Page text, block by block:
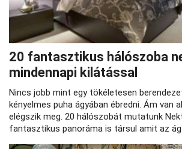
20 fantasztikus hálószoba
mindennapi kilátással
Nincs jobb mint egy tökéletesen
kényelmes puha ágyában ébredni. Ám van
elégszik meg. 20 hálószobát mutatunk
fantasztikus panoráma is társul amit az